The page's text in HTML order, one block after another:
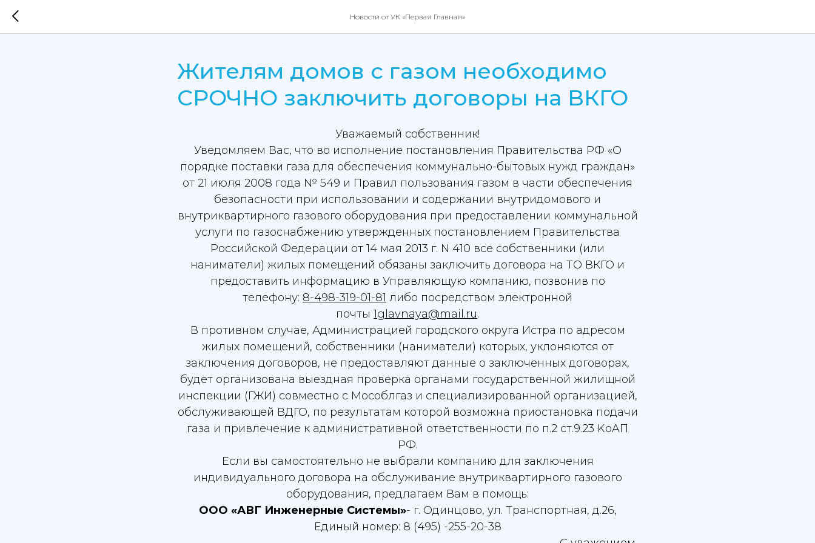
Новости от УК «Первая Главная»
Жителям домов с газом необходимо
СРОЧНО заключить договоры на ВКГО
Уважаемый собственник!
Уведомляем Вас, что во исполнение постановления Правительства РФ «О
порядке поставки газа для обеспечения коммунально-бытовых нужд граждан»
от 21 июля 2008 года № 549 и Правил пользования газом в части обеспечения
безопасности при использовании и содержании внутридомового и
внутриквартирного газового оборудования при предоставлении коммунальной
услуги по газоснабжению утвержденных постановлением Правительства
Российской Федерации от 14 мая 2013 г. N 410 все собственники (или
наниматели) жилых помещений обязаны заключить договора на ТО ВКГО и
предоставить информацию в Управляющую компанию, позвонив по
телефону: 8-498-319-01-81 либо посредством электронной
почты 1glavnaya@mail.ru.
В противном случае, Администрацией городского округа Истра по адресом
жилых помещений, собственники (наниматели) которых, уклоняются от
заключения договоров, не предоставляют данные о заключенных договорах,
будет организована выездная проверка органами государственной жилищной
инспекции (ГЖИ) совместно с Мособлгаз и специализированной организацией,
обслуживающей ВДГО, по результатам которой возможна приостановка подачи
газа и привлечение к административной ответственности по п.2 ст.9.23 KoAП
РФ.
Если вы самостоятельно не выбрали компанию для заключения
индивидуального договора на обслуживание внутриквартирного газового
оборудования, предлагаем Вам в помощь:
ООО «АВГ Инженерные Системы»- г. Одинцово, ул. Транспортная, д.26,
Единый номер: 8 (495) -255-20-38